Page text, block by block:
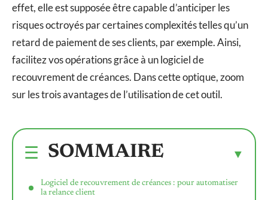
effet, elle est supposée être capable d’anticiper les
risques octroyés par certaines complexités telles qu’un
retard de paiement de ses clients, par exemple. Ainsi,
facilitez vos opérations grâce à un logiciel de
recouvrement de créances. Dans cette optique, zoom
sur les trois avantages de l’utilisation de cet outil.
SOMMAIRE
Logiciel de recouvrement de créances : pour automatiser
la relance client